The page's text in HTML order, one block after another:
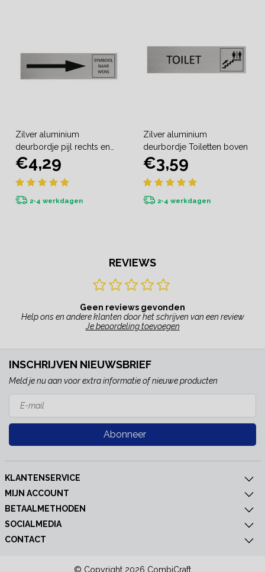
Zilver aluminium
deurbordje pijl rechts en
symbool
€4,29
2-4 werkdagen
Zilver aluminium
deurbordje Toiletten boven
€3,59
2-4 werkdagen
REVIEWS
Geen reviews gevonden
Help ons en andere klanten door het schrijven van een review
Je beoordeling toevoegen
INSCHRIJVEN NIEUWSBRIEF
Meld je nu aan voor extra informatie of nieuwe producten
Abonneer
KLANTENSERVICE
MIJN ACCOUNT
BETAALMETHODEN
SOCIALMEDIA
CONTACT
© Copyright 2026 CombiCraft